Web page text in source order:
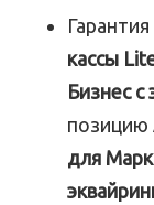
кассы
Бизнес с
позицию
для